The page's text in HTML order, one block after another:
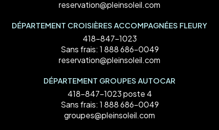
reservation@pleinsoleil.com
DÉPARTEMENT CROISIÈRES ACCOMPAGNÉES FLEURY
418-847-1023
Sans frais: 1 888 686-0049
reservation@pleinsoleil.com
DÉPARTEMENT GROUPES AUTOCAR
418-847-1023 poste 4
Sans frais: 1 888 686-0049
groupes@pleinsoleil.com